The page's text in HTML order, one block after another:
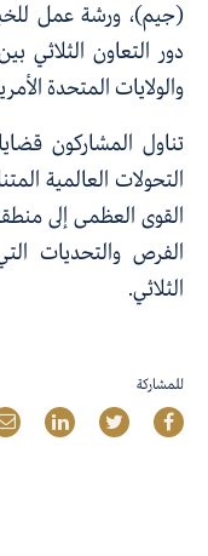
(جيم)، ورشة عمل
دور التعاون الثلاثي
والولايات المتحدة
تناول المشاركون
التحولات العالمية
القوى العظمى إلى
الفرص والتحديات
الثلاثي.
للمشاركة